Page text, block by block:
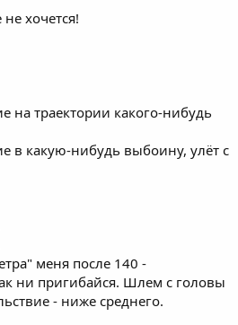
хочется!
на траектории какого-нибудь
в какую-нибудь выбоину, улёт с
меня после 140 -
ни пригибайся. Шлем с головы
- ниже среднего.